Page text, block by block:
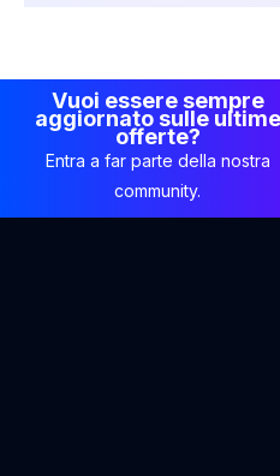
Vuoi essere sempre
aggiornato sulle ultime
offerte?
Entra a far parte della nostra
community.